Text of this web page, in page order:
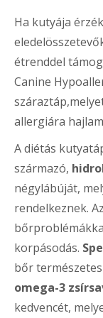
Ha kutyája
étrenddel
Canine
allergiára
A diétás
származó,
négylábúját,
rendelkeznek.
korpásodás.
bőr
omega-3
kedvencét,